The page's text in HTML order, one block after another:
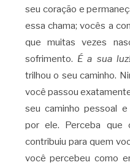
seu coração e
essa chama; vocês a
que muitas vezes
sofrimento. É a sua
trilhou o seu caminho.
você passou
seu caminho pessoal
por ele. Perceba que
contribuiu para quem
você percebeu como